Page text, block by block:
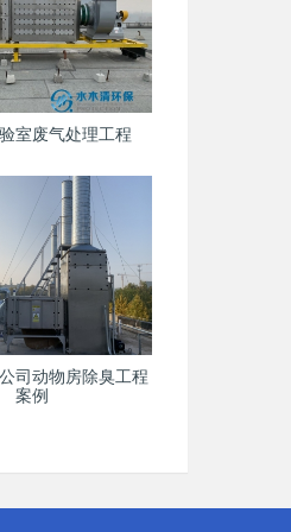
室废气处理工程
司动物房除臭工程
案例